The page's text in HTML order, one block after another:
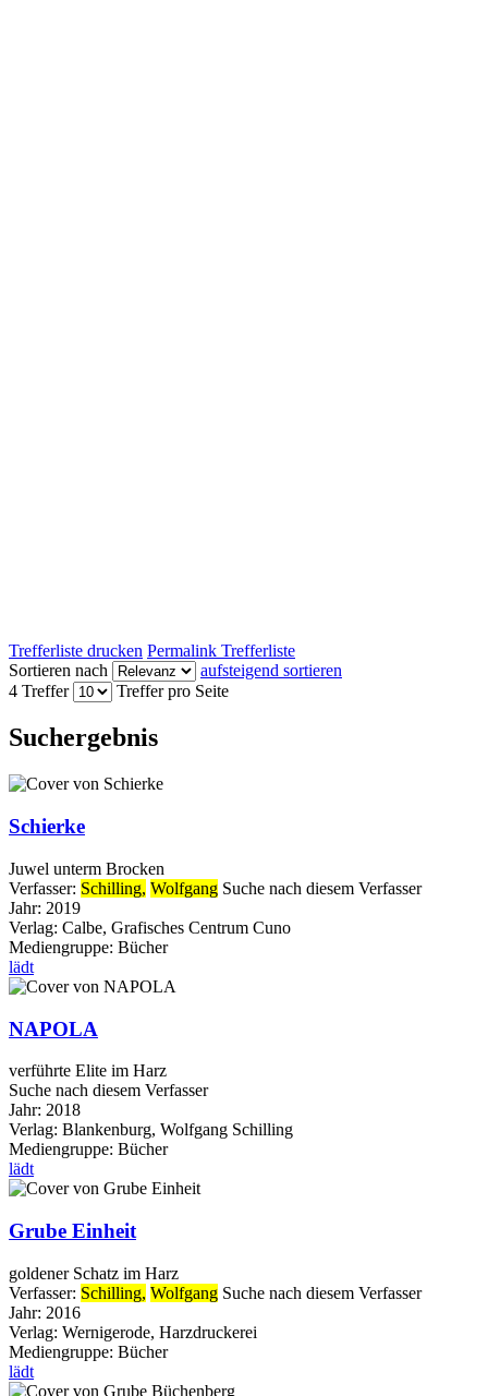
Trefferliste drucken Permalink Trefferliste
Sortieren nach
aufsteigend sortieren
4 Treffer
Treffer pro Seite
Suchergebnis
Schierke
Juwel unterm Brocken
Verfasser: Schilling, Wolfgang Suche nach diesem Verfasser
Jahr: 2019
Verlag: Calbe, Grafisches Centrum Cuno
Mediengruppe: Bücher
lädt
NAPOLA
verführte Elite im Harz
Suche nach diesem Verfasser
Jahr: 2018
Verlag: Blankenburg, Wolfgang Schilling
Mediengruppe: Bücher
lädt
Grube Einheit
goldener Schatz im Harz
Verfasser: Schilling, Wolfgang Suche nach diesem Verfasser
Jahr: 2016
Verlag: Wernigerode, Harzdruckerei
Mediengruppe: Bücher
lädt